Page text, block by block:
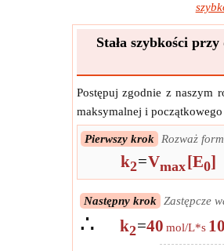
Stała szybkości
Postępuj zgodnie z naszym
maksymalnej i początkowego
Pierwszy krok Rozważ
k2=Vmax[E0]
Następny krok Zastępcze
∴ k2=40 mol/L*s